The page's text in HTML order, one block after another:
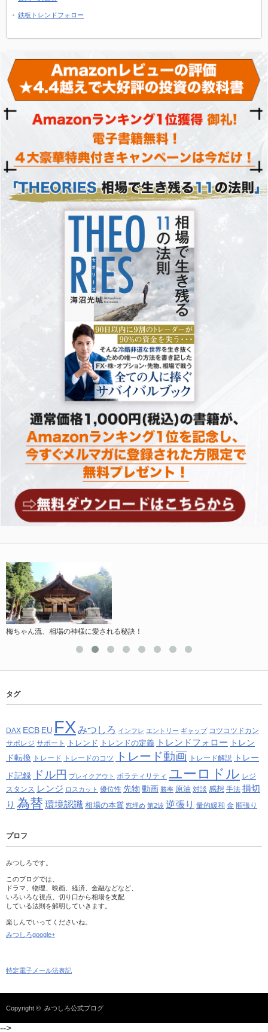
鉄板トレンドフォロー
梅ちゃん流、相場の神様に愛される秘訣！
タグ
DAX ECB EU FX みつしろ インフレ エントリー ギャップ コツコツドカン
サポレジ サポート トレンド トレンドの定義 トレンドフォロー トレン
ド転換 トレード トレードのコツ トレード動画 トレード解説
トレー
ド記録 ドル円 ブレイクアウト ボラティリティ ユーロドル レジ
スタンス レンジ ロスカット 優位性 先物 動画 勝率 原油 対談 感想 手法 損切
り 為替 環境認識 相場の本質 窓埋め 第2波 逆張り 量的緩和 金 順張り
プロフ
みつしろです。
このブログでは、
ドラマ、物理、映画、経済、金融などなど、
いろいろな視点、切り口から相場を支配
している法則を解明していきます。
楽しんでいってくださいね。
みつしろgoogle+
特定電子メール法表記
Copyright © みつしろ公式ブログ
-->